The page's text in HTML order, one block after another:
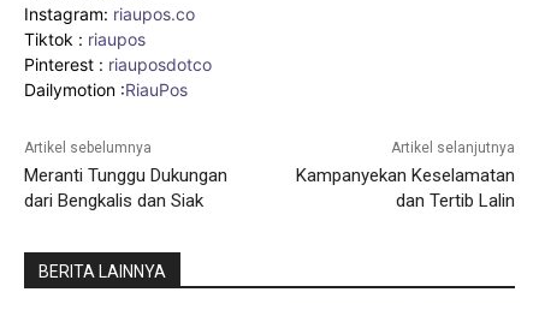
Instagram: riaupos.co
Tiktok : riaupos
Pinterest : riauposdotco
Dailymotion :RiauPos
Artikel sebelumnya
Meranti Tunggu Dukungan
dari Bengkalis dan Siak
Artikel selanjutnya
Kampanyekan Keselamatan
dan Tertib Lalin
BERITA LAINNYA